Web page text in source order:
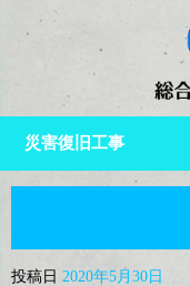
災害復旧工事
投稿日 2020年5月30日